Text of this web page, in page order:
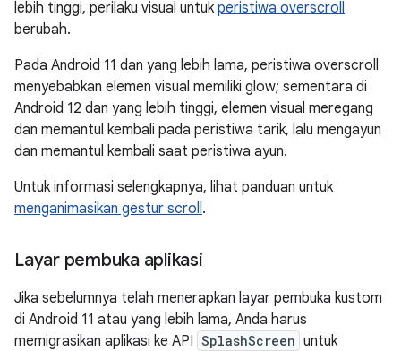
lebih tinggi, perilaku visual untuk peristiwa overscroll
berubah.
Pada Android 11 dan yang lebih lama, peristiwa overscroll
menyebabkan elemen visual memiliki glow; sementara di
Android 12 dan yang lebih tinggi, elemen visual meregang
dan memantul kembali pada peristiwa tarik, lalu mengayun
dan memantul kembali saat peristiwa ayun.
Untuk informasi selengkapnya, lihat panduan untuk
menganimasikan gestur scroll.
Layar pembuka aplikasi
Jika sebelumnya telah menerapkan layar pembuka kustom
di Android 11 atau yang lebih lama, Anda harus
memigrasikan aplikasi ke API SplashScreen untuk